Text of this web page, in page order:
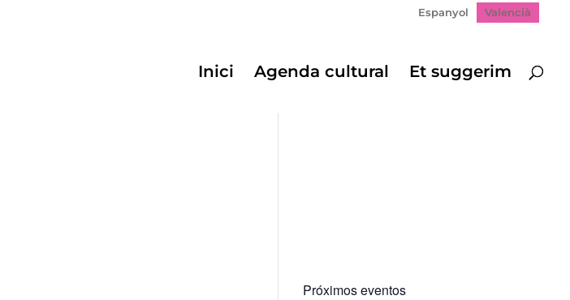
Espanyol Valencià
Inici Agenda cultural Et suggerim
Próximos eventos